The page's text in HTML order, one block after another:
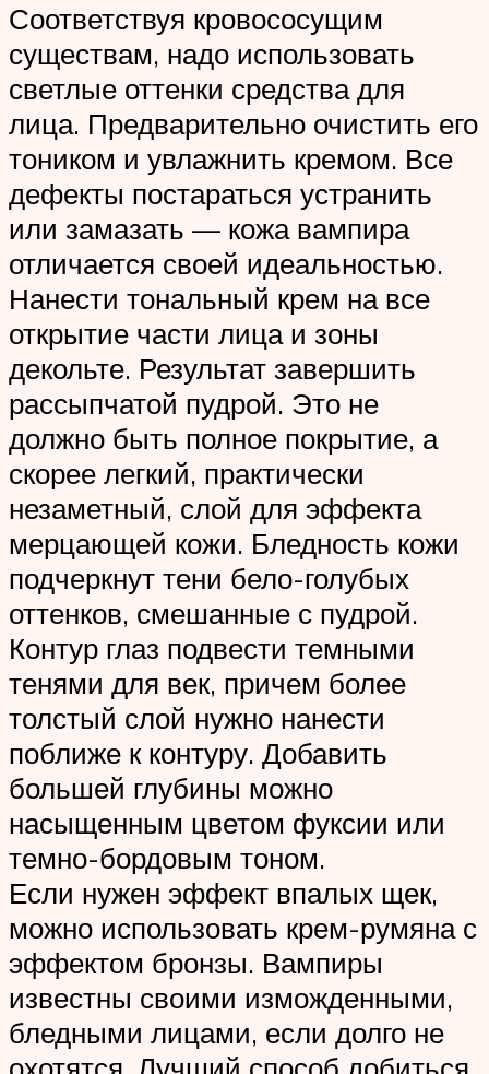
Соответствуя кровососущим
существам, надо использовать
светлые оттенки средства для
лица. Предварительно очистить его
тоником и увлажнить кремом. Все
дефекты постараться устранить
или замазать — кожа вампира
отличается своей идеальностью.
Нанести тональный крем на все
открытие части лица и зоны
декольте. Результат завершить
рассыпчатой пудрой. Это не
должно быть полное покрытие, а
скорее легкий, практически
незаметный, слой для эффекта
мерцающей кожи. Бледность кожи
подчеркнут тени бело-голубых
оттенков, смешанные с пудрой.
Контур глаз подвести темными
тенями для век, причем более
толстый слой нужно нанести
поближе к контуру. Добавить
большей глубины можно
насыщенным цветом фуксии или
темно-бордовым тоном.
Если нужен эффект впалых щек,
можно использовать крем-румяна с
эффектом бронзы. Вампиры
известны своими изможденными,
бледными лицами, если долго не